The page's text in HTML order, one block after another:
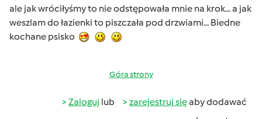
ale jak wróciłyśmy to nie odstępowała mnie na krok... a jak
weszlam do łazienki to piszczała pod drzwiami... Biedne
kochane psisko
Góra strony
Zaloguj lub zarejestruj sięaby dodawać